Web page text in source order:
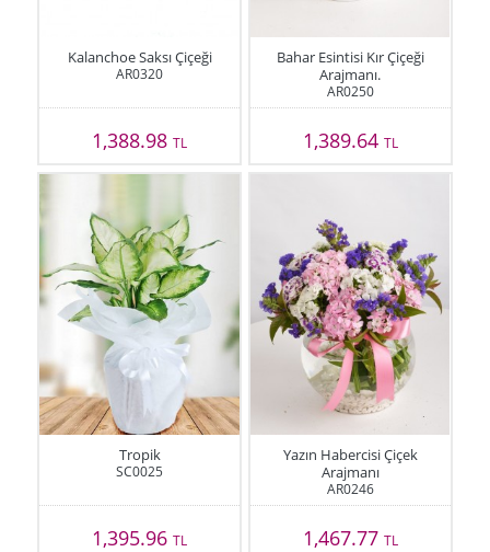
Kalanchoe Saksı Çiçeği
AR0320
1,388.98TL
Bahar Esintisi Kır Çiçeği
Arajmanı.
AR0250
1,389.64 TL
Tropik
SC0025
1,395.96TL
Yazın Habercisi Çiçek
Arajmanı
AR0246
1,467.77 TL